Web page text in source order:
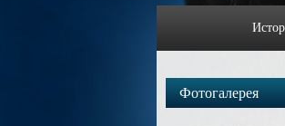
Фотогалерея